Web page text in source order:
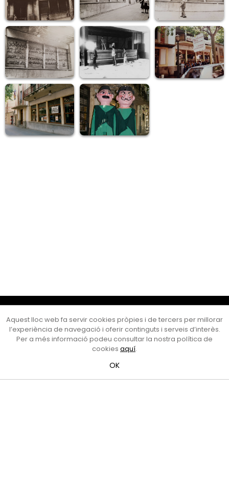
Cultura Mataró
Ajuntament de Mataró
C. de Sant Josep, 9 (Mataró, 08302)
Horari d'obertura: dilluns, dimecres i divendres de 10 a 13 h.
al telèfon al 93 758 23 61
Bústia ciutadana
Aquest lloc web fa servir cookies pròpies i de tercers per millorar
l’experiència de navegació i oferir continguts i serveis d’interès.
Per a més informació podeu consultar la nostra política de
cookies aquí.
OK